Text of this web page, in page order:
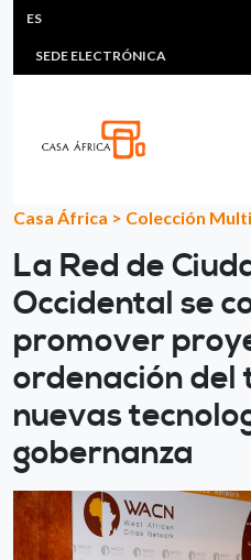
Pasar al contenido principal
HEADER MENU
MULTIMEDIA
SEDE ELECTRÓNICA
ES
Casa África > Colección
La Red de
Occidental se
promover
ordenación
nuevas
gobernanza